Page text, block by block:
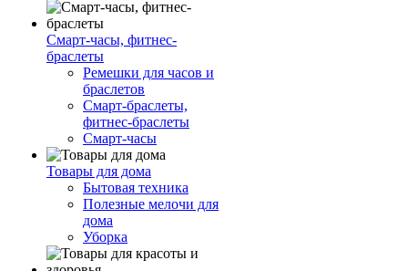
Смарт-часы, фитнес-
браслеты
Ремешки для часов и
браслетов
Смарт-браслеты,
фитнес-браслеты
Смарт-часы
Товары для дома
Бытовая техника
Полезные мелочи для
дома
Уборка